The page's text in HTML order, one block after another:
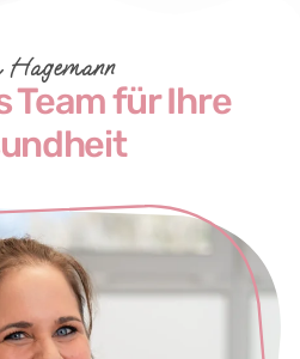
Hagemann
Team für Ihre